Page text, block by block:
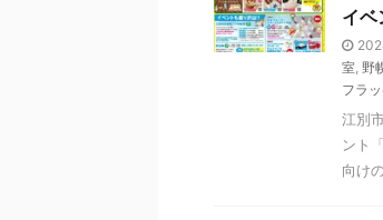
イベ
室, 野
フラ
江別
ント
向け